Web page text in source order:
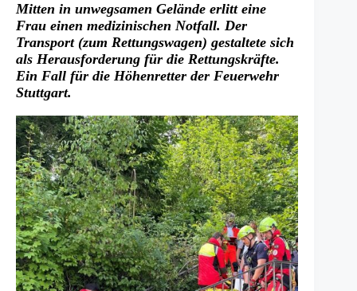
Mitten in unwegsamen Gelände erlitt eine
Frau einen medizinischen Notfall. Der
Transport (zum Rettungswagen) gestaltete sich
als Herausforderung für die Rettungskräfte.
Ein Fall für die Höhenretter der Feuerwehr
Stuttgart.